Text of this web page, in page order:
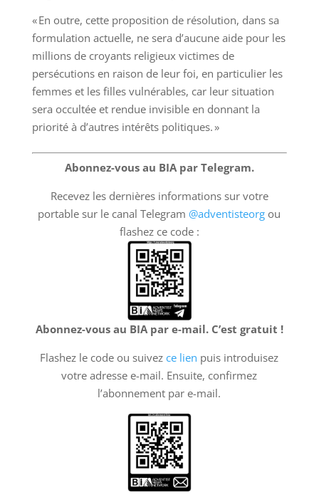
« En outre, cette proposition de résolution, dans sa
formulation actuelle, ne sera d’aucune aide pour les
millions de croyants religieux victimes de
persécutions en raison de leur foi, en particulier les
femmes et les filles vulnérables, car leur situation
sera occultée et rendue invisible en donnant la
priorité à d’autres intérêts politiques. »
Abonnez-vous au BIA par Telegram.
Recevez les dernières informations sur votre
portable sur le canal Telegram@adventisteorg ou
flashez ce code :
Abonnez-vous au BIA par e-mail. C’est gratuit !
Flashez le code ou suivezce lien puis introduisez
votre adresse e-mail. Ensuite, confirmez
l’abonnement par e-mail.